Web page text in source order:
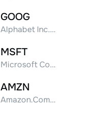
GOOG
Alphabet Inc. Class C Capital Stock
MSFT
Microsoft Corp
AMZN
Amazon.Com Inc